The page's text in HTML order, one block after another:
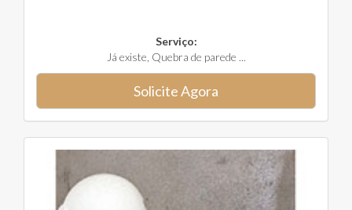
Serviço:
Já existe, Quebra de parede ...
Solicite Agora